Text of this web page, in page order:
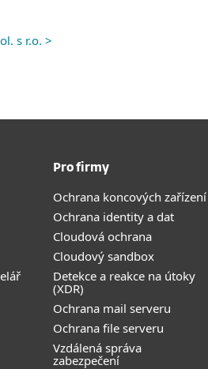
s r.o. >
Pro firmy
Ochrana koncových zařízení
Ochrana identity a dat
Cloudová ochrana
Cloudový sandbox
Detekce a reakce na útoky
(XDR)
Ochrana mail serveru
Ochrana file serveru
Vzdálená správa
zabezpečení